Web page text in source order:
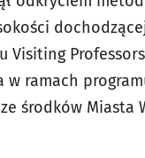
Visiting
ramach
środków Miasta